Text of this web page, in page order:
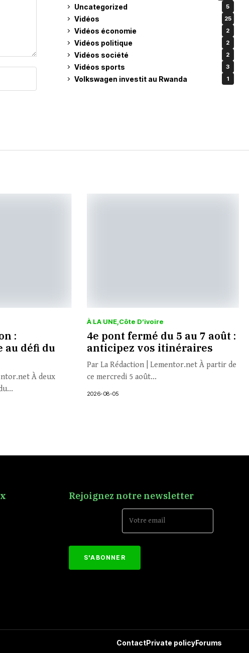
Uncategorized 5
Vidéos 25
Vidéos économie 2
Vidéos politique 2
Vidéos société 2
Vidéos sports 3
Volkswagen investit au Rwanda 1
:
au défi du
À deux
À LA UNE Côte D’ivoire
4e pont fermé du 5 au 7 août :
anticipez vos itinéraires
Par La Rédaction | Lementor.net À partir de
ce mercredi 5 août...
2026-08-05
Rejoignez notre newsletter
ContactPrivate policyForums